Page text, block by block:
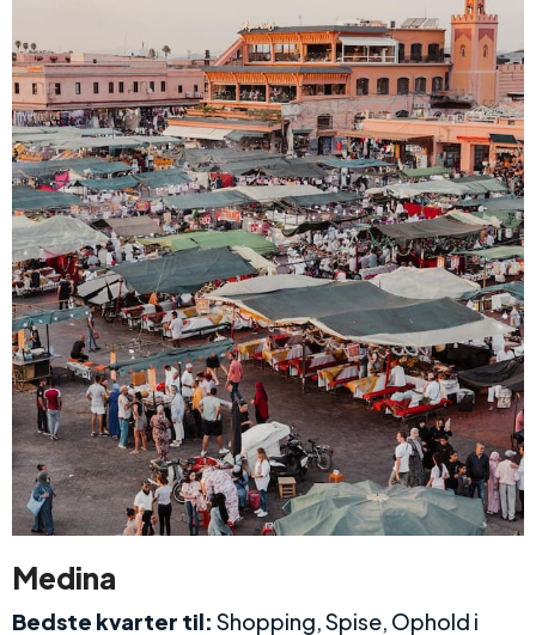
Medina
Bedste kvarter til: Shopping, Spise, Ophold i